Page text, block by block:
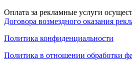
Оплата за рекламные услуги
Договора возмездного оказания
Политика конфиденциальности
Политика в отношении обработки